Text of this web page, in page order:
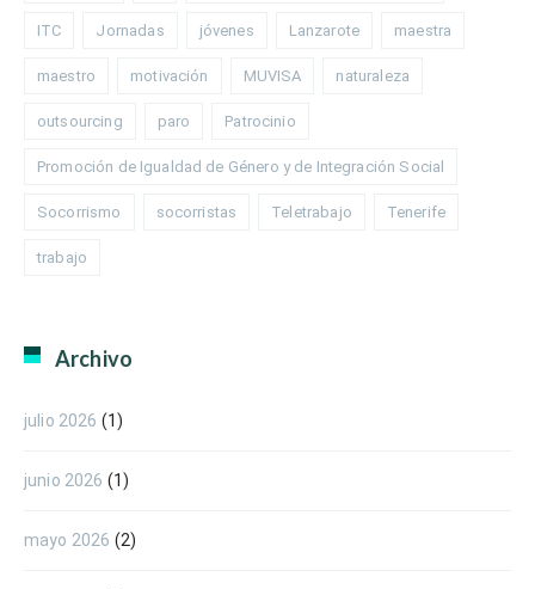
ITC Jornadas jóvenes Lanzarote maestra
maestro motivación MUVISA naturaleza
outsourcing paro Patrocinio
Promoción de Igualdad de Género y de Integración Social
Socorrismo socorristas Teletrabajo Tenerife
trabajo
Archivo
julio 2026 (1)
junio 2026 (1)
mayo 2026 (2)